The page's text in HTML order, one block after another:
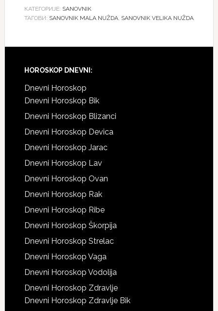
КАТЕГОРИЈЕ: SANOVNIK
ТАГОВИ: SANOVNIK MALA NUŽDA, SANOVNIK VELIKA NUŽDA
Footer
HOROSKOP DNEVNI:
Dnevni Horoskop
Dnevni Horoskop Bik
Dnevni Horoskop Blizanci
Dnevni Horoskop Devica
Dnevni Horoskop Jarac
Dnevni Horoskop Lav
Dnevni Horoskop Ovan
Dnevni Horoskop Rak
Dnevni Horoskop Ribe
Dnevni Horoskop Škorpija
Dnevni Horoskop Strelac
Dnevni Horoskop Vaga
Dnevni Horoskop Vodolija
Dnevni Horoskop Zdravlje
Dnevni Horoskop Zdravlje Bik